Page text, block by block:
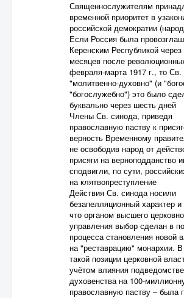
Священнослужителям
временной приоритет в
российской демократии
Если Россия была
Керенским Республикой
месяцев после
февраля-марта 1917 г., то
"молитвенно-духовно" (и
"богослужебно") это было
буквально через шесть дней
Члены Св. синода, приведя
православную паству к
верность Временному
не освободив народ от
присяги на верноподданство
сподвигли, по сути,
на клятвопреступление
Действия Св. синода носили
безапелляционный характер
что органом высшего
управления выбор сделан в
процесса становления новой
на "реставрацию" монархии. В
такой позиции церковной
учётом влияния
духовенства на 100-
православную паству – была